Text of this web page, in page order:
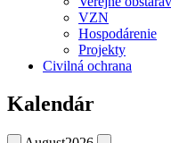
VZN
Hospodárenie
Projekty
Civilná ochrana
Kalendár